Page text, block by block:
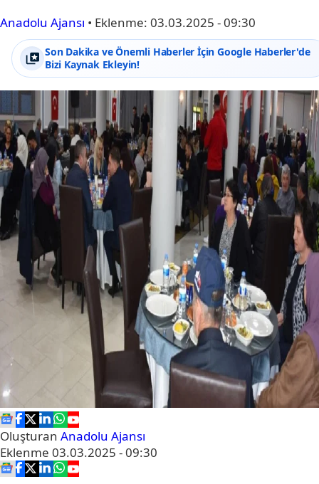
Anadolu Ajansı • Eklenme: 03.03.2025 - 09:30
Son Dakika ve Önemli Haberler İçin Google Haberler'de
Bizi Kaynak Ekleyin!
Oluşturan Anadolu Ajansı
Eklenme 03.03.2025 - 09:30